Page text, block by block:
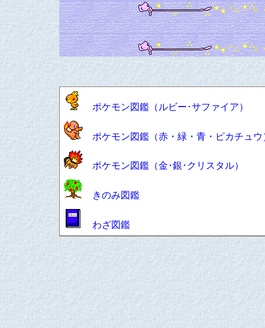
ポケモン図鑑（ルビー･サファイア）
ポケモン図鑑（赤・緑・青・ピカチュウ
ポケモン図鑑（金･銀･クリスタル）
きのみ図鑑
わざ図鑑